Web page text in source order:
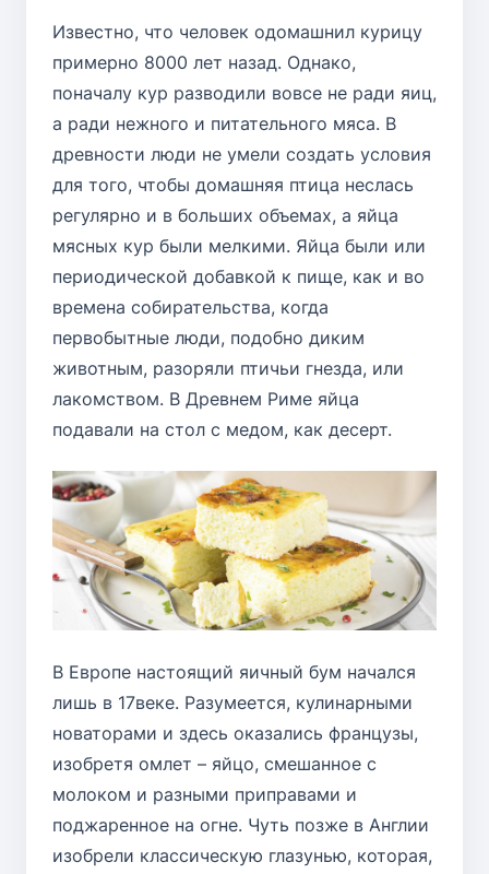
Известно, что человек одомашнил курицу
примерно 8000 лет назад. Однако,
поначалу кур разводили вовсе не ради яиц,
а ради нежного и питательного мяса. В
древности люди не умели создать условия
для того, чтобы домашняя птица неслась
регулярно и в больших объемах, а яйца
мясных кур были мелкими. Яйца были или
периодической добавкой к пище, как и во
времена собирательства, когда
первобытные люди, подобно диким
животным, разоряли птичьи гнезда, или
лакомством. В Древнем Риме яйца
подавали на стол с медом, как десерт.
В Европе настоящий яичный бум начался
лишь в 17веке. Разумеется, кулинарными
новаторами и здесь оказались французы,
изобретя омлет – яйцо, смешанное с
молоком и разными приправами и
поджаренное на огне. Чуть позже в Англии
изобрели классическую глазунью, которая,